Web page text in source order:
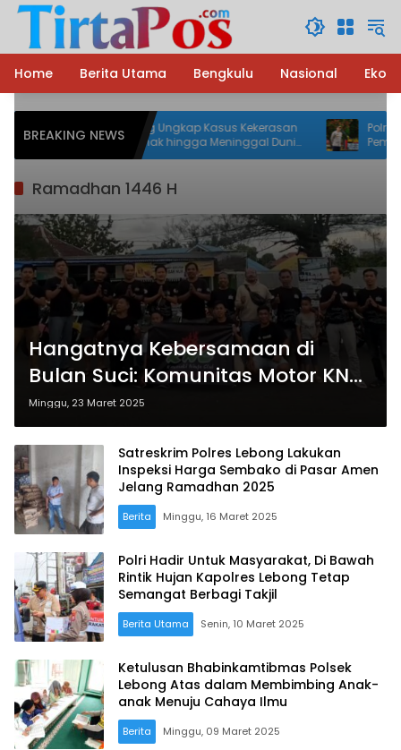
Langsung
konten
Home
Berita Utama Bengkulu Nasional
BREAKING NEWS
Polres Lebong Ungkap Kasus Kekerasan
terhadap Anak hingga Meninggal Dunia,
Terduga Pelaku Diamankan
Polres
Pelaku
Ramadhan 1446 H
Hangatnya Kebersamaan di
Bulan Suci: Komunitas Motor KNC
Bengkulu Utara Berbagi Takjil di
Bundaran Kota Argamakmur
Minggu, 23 Maret 2025
Satreskrim Polres Lebong Lakukan
Inspeksi Harga Sembako di Pasar Amen
Jelang Ramadhan 2025
Berita Minggu, 16 Maret 2025
Polri Hadir Untuk Masyarakat, Di Bawah
Rintik Hujan Kapolres Lebong Tetap
Semangat Berbagi Takjil
Berita Utama Senin, 10 Maret 2025
Ketulusan Bhabinkamtibmas Polsek
Lebong Atas dalam Membimbing Anak-
anak Menuju Cahaya Ilmu
Berita Minggu, 09 Maret 2025